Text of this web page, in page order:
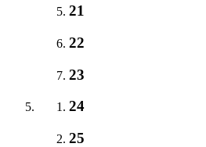
21
22
23
24
25